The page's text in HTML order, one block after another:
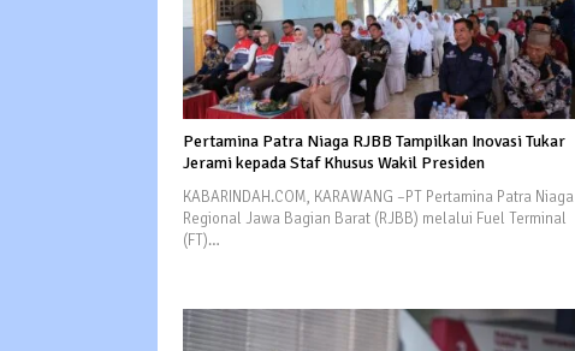
Pertamina Patra Niaga RJBB Tampilkan Inovasi Tukar
Jerami kepada Staf Khusus Wakil Presiden
KABARINDAH.COM, KARAWANG –PT Pertamina Patra Niaga
Regional Jawa Bagian Barat (RJBB) melalui Fuel Terminal
(FT)…